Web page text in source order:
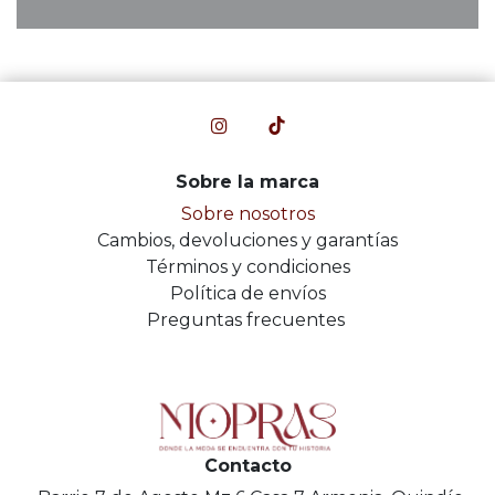
Sobre la marca
Sobre nosotros
Cambios, devoluciones y garantías
Términos y condiciones
Política de envíos
Preguntas frecuentes
Contacto